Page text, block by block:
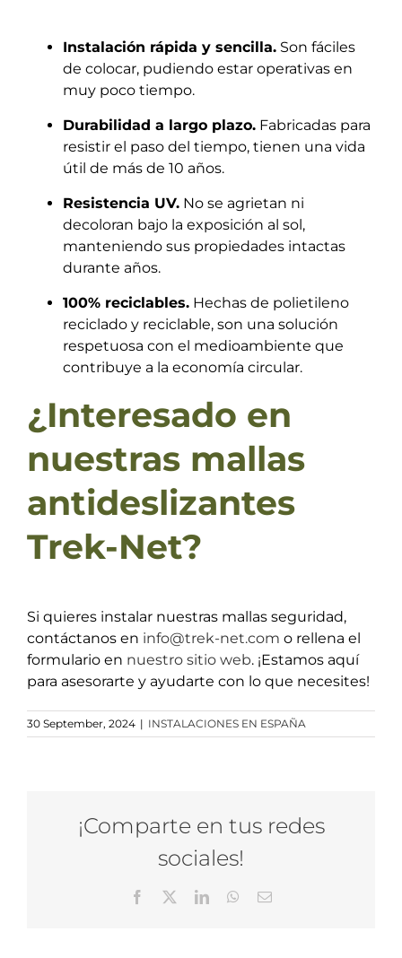
Instalación rápida y sencilla. Son fáciles
de colocar, pudiendo estar operativas en
muy poco tiempo.
Durabilidad a largo plazo. Fabricadas para
resistir el paso del tiempo, tienen una vida
útil de más de 10 años.
Resistencia UV. No se agrietan ni
decoloran bajo la exposición al sol,
manteniendo sus propiedades intactas
durante años.
100% reciclables. Hechas de polietileno
reciclado y reciclable, son una solución
respetuosa con el medioambiente que
contribuye a la economía circular.
¿Interesado en
nuestras mallas
antideslizantes
Trek-Net?
Si quieres instalar nuestras mallas seguridad,
contáctanos en info@trek-net.com o rellena el
formulario en nuestro sitio web. ¡Estamos aquí
para asesorarte y ayudarte con lo que necesites!
30 September, 2024 | INSTALACIONES EN ESPAÑA
¡Comparte en tus redes
sociales!
Facebook LinkedInWhatsApp
Email